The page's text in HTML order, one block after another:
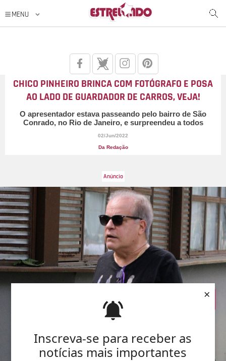
Inscreva-se para receber as
notícias mais importantes
×
CHICO PINHEIRO BRINCA COM FOTÓGRAFO E POSA
AO LADO DE GUARDADOR DE CARROS, VEJA!
O apresentador estava passeando pelo bairro de São
Conrado, no Rio de Janeiro, e surpreendeu a todos
02/Jun/2022
Da Redação